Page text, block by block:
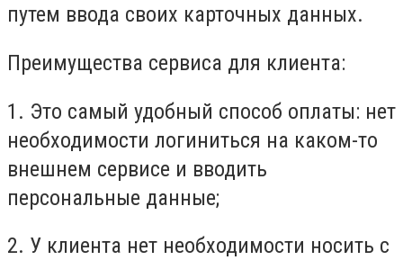
путем ввода своих карточных данных.
Преимущества сервиса для клиента:
1. Это самый удобный способ оплаты: нет
необходимости логиниться на каком-то
внешнем сервисе и вводить
персональные данные;
2. У клиента нет необходимости носить с